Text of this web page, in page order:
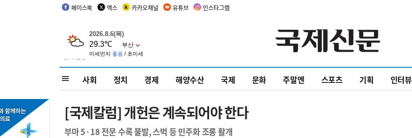
페이스북 엑스 카카오채널 유튜브 인스타그램
사회 정치 경제 해양수산 국제 문화 주말엔 스포츠 기획 인터뷰
[국제칼럼] 개헌은 계속되어야 한다
부마 5·18 전문 수록 불발, 스벅 등 민주화 조롱 활개